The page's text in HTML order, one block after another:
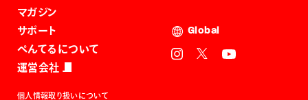
マガジン
サポート
ぺんてるについて
運営会社
Global
個人情報取り扱いについて